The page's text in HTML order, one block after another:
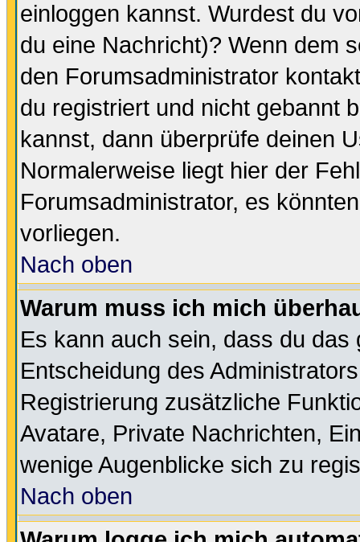
einloggen kannst. Wurdest du
du eine Nachricht)? Wenn dem
den Forumsadministrator
du registriert und nicht gebannt
kannst, dann überprüfe deinen
Normalerweise liegt hier der
Forumsadministrator, es
vorliegen.
Nach oben
Warum muss ich mich
Es kann auch sein, dass du
Entscheidung des
Registrierung zusätzliche
Avatare, Private Nachrichten,
wenige Augenblicke sich zu
Nach oben